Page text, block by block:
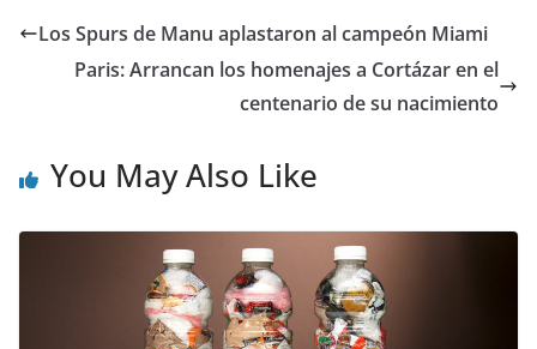
Los Spurs de Manu aplastaron al campeón Miami
Paris: Arrancan los homenajes a Cortázar en el
centenario de su nacimiento
You May Also Like